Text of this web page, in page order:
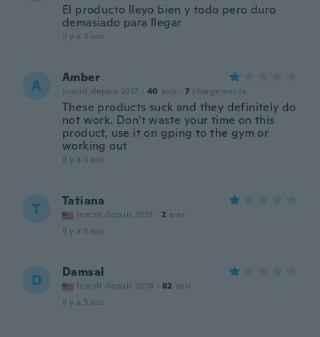
El producto lleyo bien y todo pero duro
demasiado para llegar
il y a 3 ans
A Amber
Inscrit depuis 2017 · 40 avis · 7 chargements
These products suck and they definitely do
not work. Don't waste your time on this
product, use it on gping to the gym or
working out
il y a 3 ans
T Tatiana
Inscrit depuis 2021 · 2 avis
il y a 3 ans
D Damsal
Inscrit depuis 2018 · 82 avis
il y a 3 ans